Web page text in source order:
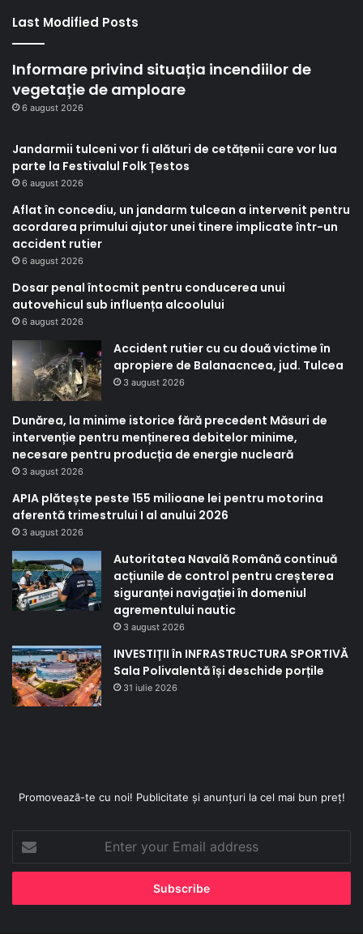
Last Modified Posts
Informare privind situația incendiilor de
vegetație de amploare
6 august 2026
Jandarmii tulceni vor fi alături de cetățenii care vor lua
parte la Festivalul Folk Țestos
6 august 2026
Aflat în concediu, un jandarm tulcean a intervenit pentru
acordarea primului ajutor unei tinere implicate într-un
accident rutier
6 august 2026
Dosar penal întocmit pentru conducerea unui
autovehicul sub influența alcoolului
6 august 2026
Accident rutier cu cu două victime în
apropiere de Balanacncea, jud. Tulcea
3 august 2026
Dunărea, la minime istorice fără precedent Măsuri de
intervenție pentru menținerea debitelor minime,
necesare pentru producția de energie nucleară
3 august 2026
APIA plătește peste 155 milioane lei pentru motorina
aferentă trimestrului I al anului 2026
3 august 2026
Autoritatea Navală Română continuă
acțiunile de control pentru creșterea
siguranței navigației în domeniul
agrementului nautic
3 august 2026
INVESTIȚII în INFRASTRUCTURA SPORTIVĂ
Sala Polivalentă își deschide porțile
31 iulie 2026
Promovează-te cu noi! Publicitate și anunțuri la cel mai bun preț!
Enter
your
Email